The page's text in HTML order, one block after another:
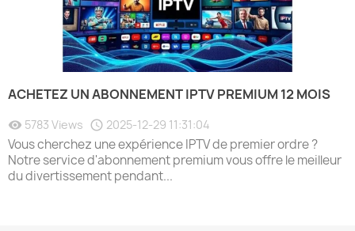
ACHETEZ UN ABONNEMENT IPTV PREMIUM 12 MOIS
5783 Views 2025-12-29 11:31:04
Vous cherchez une expérience IPTV de premier ordre ?
Notre service d'abonnement premium vous offre le meilleur
du divertissement pendant...